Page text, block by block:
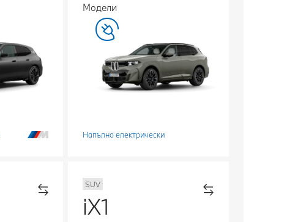
Модели
Напълно електрически
SUV
iX1